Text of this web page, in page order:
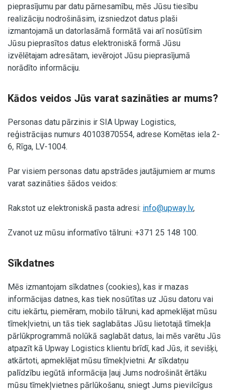
pieprasījumu par datu pārnesamību, mēs Jūsu tiesību
realizāciju nodrošināsim, izsniedzot datus plaši
izmantojamā un datorlasāmā formātā vai arī nosūtīsim
Jūsu pieprasītos datus elektroniskā formā Jūsu
izvēlētajam adresātam, ievērojot Jūsu pieprasījumā
norādīto informāciju.
Kādos veidos Jūs varat sazināties ar mums?
Personas datu pārzinis ir SIA Upway Logistics,
reģistrācijas numurs 40103870554, adrese Komētas iela 2-
6, Rīga, LV-1004.
Par visiem personas datu apstrādes jautājumiem ar mums
varat sazināties šādos veidos:
Rakstot uz elektroniskā pasta adresi: info@upway.lv,
Zvanot uz mūsu informatīvo tālruni: +371 25 148 100.
Sīkdatnes
Mēs izmantojam sīkdatnes (cookies), kas ir mazas
informācijas datnes, kas tiek nosūtītas uz Jūsu datoru vai
citu iekārtu, piemēram, mobilo tālruni, kad apmeklējat mūsu
tīmekļvietni, un tās tiek saglabātas Jūsu lietotajā tīmekļa
pārlūkprogrammā nolūkā saglabāt datus, lai mēs varētu Jūs
atpazīt kā Upway Logistics klientu brīdī, kad Jūs, it sevišķi,
atkārtoti, apmeklējat mūsu tīmekļvietni. Ar sīkdatņu
palīdzību iegūtā informācija ļauj Jums nodrošināt ērtāku
mūsu tīmekļvietnes pārlūkošanu, sniegt Jums pievilcīgus